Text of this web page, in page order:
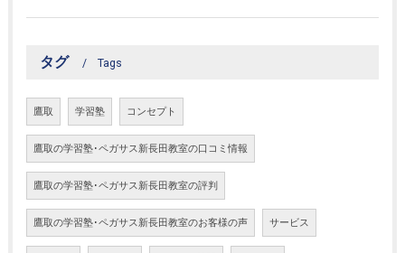
タグ Tags
鷹取 学習塾 コンセプト
鷹取の学習塾･ペガサス新長田教室の口コミ情報
鷹取の学習塾･ペガサス新長田教室の評判
鷹取の学習塾･ペガサス新長田教室のお客様の声 サービス